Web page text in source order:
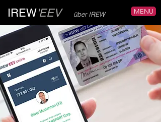
IREW'EEV über IREW MENU